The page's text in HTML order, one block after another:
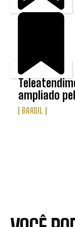
ampliado
BRASIL